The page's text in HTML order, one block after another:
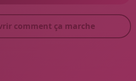
comment ça marche